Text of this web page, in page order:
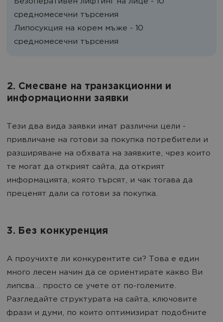
Безоперативен лифтинг на лице - 10
средномесечни търсения
Липосукция на корем мъже - 10
средномесечни търсения
2. Смесване на транзакционни и
информационни заявки
Тези два вида заявки имат различни цели -
привличане на готови за покупка потребители и
разширяване на обхвата на заявките, чрез които
те могат да открият сайта, да открият
информацията, която търсят, и чак тогава да
преценят дали са готови за покупка.
3. Без конкуренция
А проучихте ли конкурентите си? Това е един
много лесен начин да се ориентирате какво Ви
липсва… просто се учете от по-големите.
Разгледайте структурата на сайта, ключовите
фрази и думи, по които оптимизират подобните